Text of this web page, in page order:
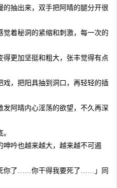
抽出来，双手把阿晴的腿分开很
着秘洞的紧缩和刺激，每一次的
得更加坚挺和粗大，张丰觉得有点
，把阳具抽到洞口，再轻轻的插
阿晴内心淫荡的欲望，不久再深
吟也越来越大，越来越不可遏
了……你干得我要死了……」同